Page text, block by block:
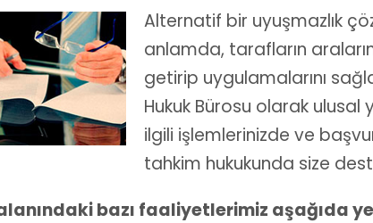
Alternatif bir uyuşmazlık
anlamda, tarafların
getirip uygulamalarını
Hukuk Bürosu olarak
ilgili işlemlerinizde ve
tahkim hukukunda size
bazı faaliyetlerimiz aşağıda